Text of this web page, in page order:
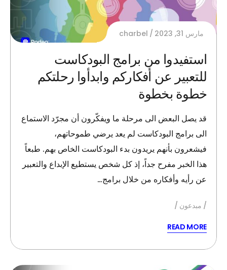
مارس 31, 2023 charbel
استفيدوا من برامج البودكاست
للتعبير عن أفكاركم وابدأوا رحلتكم
خطوة بخطوة
قد يصل البعض الى مرحلة ما ويفكّرون أن مجرّد الاستماع
الى برامج البودكاست لم يعد يرضي طموحاتهم،
فيشعرون بأنهم يريدون بدء البودكاست الخاص بهم. طبعاً
هذا الخبر مفرح جداً، إذ كل شخص يستطيع الإبداع والتعبير
عن رأيه وأفكاره من خلال برامج…
مبدعون
READ MORE